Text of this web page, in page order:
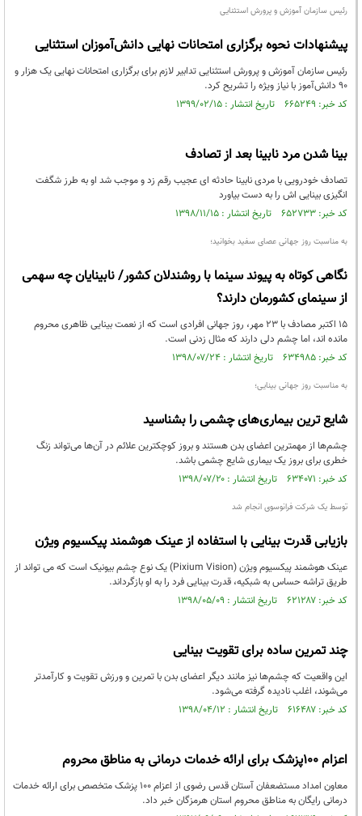
رئیس سازمان آموزش ‌و پرورش استثنایی
پیشنهادات نحوه برگزاری امتحانات نهایی دانش‌آموزان استثنایی
رئیس سازمان آموزش ‌و پرورش استثنایی تدابیر لازم برای برگزاری امتحانات نهایی یک هزار و
90 دانش‌آموز با نیاز ویژه را تشریح کرد.
کد خبر: ۶۶۵۲۴۹ تاریخ انتشار : ۱۳۹۹/۰۲/۱۵
بینا شدن مرد نابینا بعد از تصادف
تصادف خودرویی با مردی نابینا حادثه ای عجیب رقم زد و موجب شد او به طرز شگفت
انگیزی بینایی اش را به دست بیاورد
کد خبر: ۶۵۲۷۳۳ تاریخ انتشار : ۱۳۹۸/۱۱/۱۵
به مناسبت روز جهانی عصای سفید بخوانید؛
نگاهی کوتاه به پیوند سینما با روشندلان کشور/ نابینایان چه سهمی
از سینمای کشورمان دارند؟
۱۵ اکتبر مصادف با ۲۳ مهر، روز جهانی افرادی است که از نعمت بینایی ظاهری محروم
مانده اند، اما چشم دلی دارند که مثال زدنی است.
کد خبر: ۶۳۴۹۸۵ تاریخ انتشار : ۱۳۹۸/۰۷/۲۴
به مناسبت روز جهانی بینایی؛
شایع‌ ترین بیماری‌های چشمی را بشناسید
چشم‌ها از مهمترین اعضای بدن هستند و بروز کوچکترین علائم در آن‌ها می‌تواند زنگ
خطری برای بروز یک بیماری شایع چشمی باشد.
کد خبر: ۶۳۴۰۷۱ تاریخ انتشار : ۱۳۹۸/۰۷/۲۰
توسط یک شرکت فرانوسوی انجام شد
بازیابی قدرت بینایی با استفاده از عینک هوشمند پیکسیوم ویژن
عینک هوشمند پیکسیوم ویژن (Pixium Vision) یک نوع چشم بیونیک است که می تواند از
طریق تراشه حساس به شبکیه، قدرت بینایی فرد را به او بازگرداند.
کد خبر: ۶۲۱۲۸۷ تاریخ انتشار : ۱۳۹۸/۰۵/۰۹
چند تمرین ساده برای تقویت بینایی
این واقعیت که چشم‌ها نیز مانند دیگر اعضای بدن با تمرین‌ و ورزش تقویت و کارآمدتر
می‌شوند، اغلب نادیده گرفته می‌شود.
کد خبر: ۶۱۶۴۸۷ تاریخ انتشار : ۱۳۹۸/۰۴/۱۲
اعزام 100پزشک برای ارائه خدمات درمانی به مناطق محروم
معاون امداد مستضعفان آستان قدس رضوی از اعزام 100 پزشک متخصص برای ارائه خدمات
درمانی رایگان به مناطق محروم استان هرمزگان خبر داد.